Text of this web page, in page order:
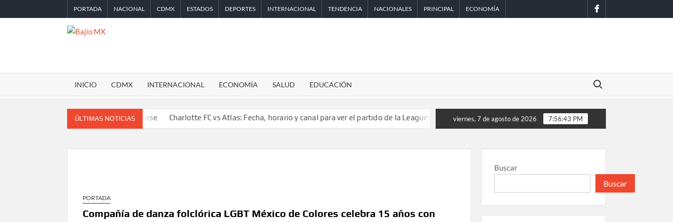
al
PORTADA NACIONAL CDMX ESTADOS DEPORTES INTERNACIONAL TENDENCIA NACIONALES PRINCIPAL ECONOMÍA facebook
MX
INICIO CDMX INTERNACIONAL ECONOMÍA SALUD EDUCACIÓN
Buscar:
ÚLTIMAS NOTICIAS
de que terminen de capacitarse Charlotte FC vs Atlas: Fecha, horario y canal para ver el partido de la Leagues Cup 2026 Investiga Cofepris brote de salmonelosis vinculado a chiles
viernes, 7 de agosto de 2026 7:56:43 PM
PORTADA
Compañía de danza folclórica LGBT México de Colores celebra 15 años con
Buscar
Buscar